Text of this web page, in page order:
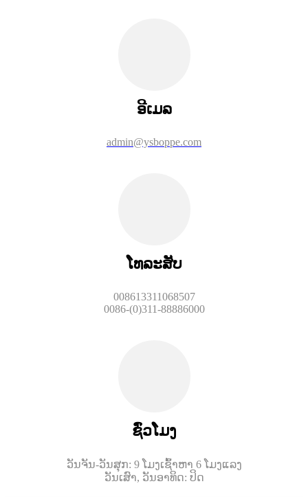
ອີເມລ
admin@ysboppe.com
ໂທລະສັບ
008613311068507
0086-(0)311-88886000
ຊົ່ວໂມງ
ວັນຈັນ-ວັນສຸກ: 9 ໂມງເຊົ້າຫາ 6 ໂມງແລງ
ວັນເສົາ, ວັນອາທິດ: ປິດ